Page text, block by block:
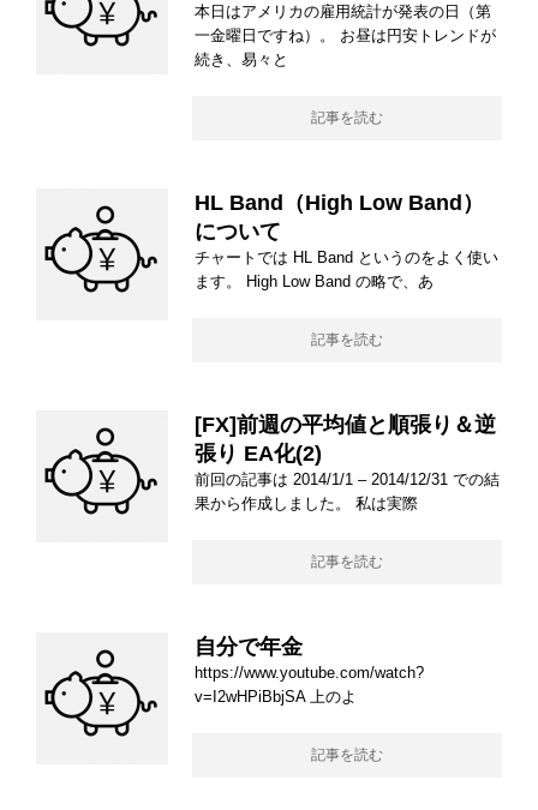
本日はアメリカの雇用統計が発表の日（第
一金曜日ですね）。 お昼は円安トレンドが
続き、易々と
記事を読む
HL Band（High Low Band）
について
チャートでは HL Band というのをよく使い
ます。 High Low Band の略で、あ
記事を読む
[FX]前週の平均値と順張り＆逆
張り EA化(2)
前回の記事は 2014/1/1 – 2014/12/31 での結
果から作成しました。 私は実際
記事を読む
自分で年金
https://www.youtube.com/watch?
v=I2wHPiBbjSA 上のよ
記事を読む